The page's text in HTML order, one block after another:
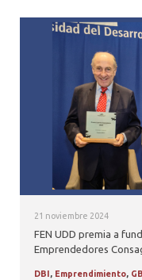
DESARROLLO PROFESIONAL
21 noviembre 2024
FEN UDD premia a
Emprendedores
DBI , Emprendimiento,